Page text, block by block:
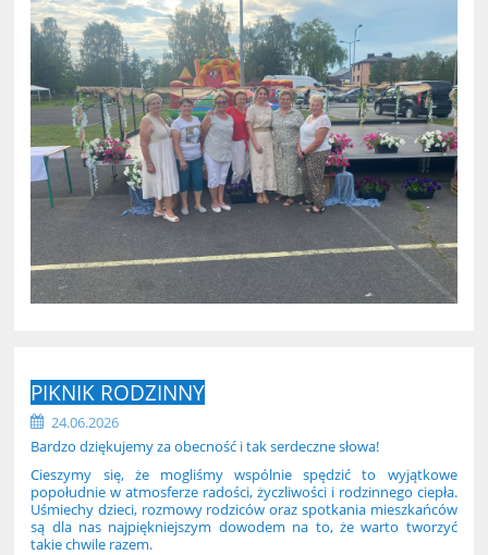
PIKNIK RODZINNY
24.06.2026
Bardzo dziękujemy za obecność i tak serdeczne słowa!
Cieszymy się, że mogliśmy wspólnie spędzić to wyjątkowe
popołudnie w atmosferze radości, życzliwości i rodzinnego ciepła.
Uśmiechy dzieci, rozmowy rodziców oraz spotkania mieszkańców
są dla nas najpiękniejszym dowodem na to, że warto tworzyć
takie chwile razem.